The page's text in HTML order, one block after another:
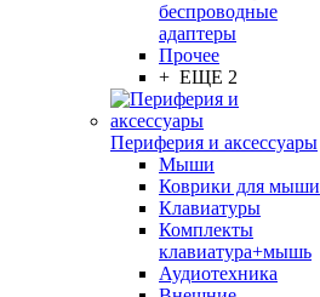
беспроводные
адаптеры
Прочее
+ ЕЩЕ 2
Периферия и аксессуары
Мыши
Коврики для мыши
Клавиатуры
Комплекты
клавиатура+мышь
Аудиотехника